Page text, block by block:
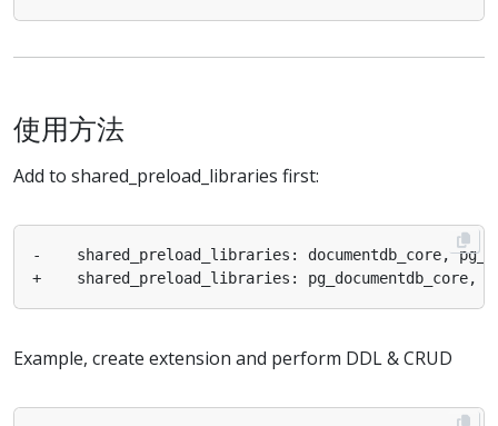
使用方法
Add to shared_preload_libraries first:
Example, create extension and perform DDL & CRUD